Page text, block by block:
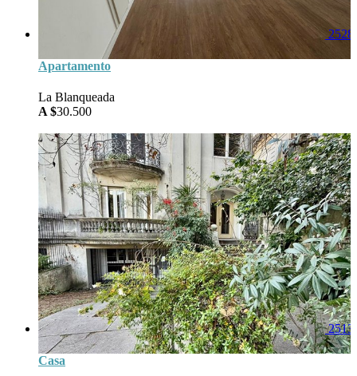
Apartamento
La Blanqueada
A $30.500
Casa